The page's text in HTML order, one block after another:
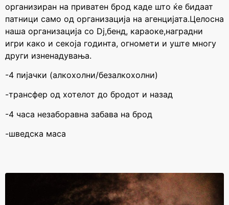
организиран на приватен брод каде што ќе бидаат
патници само од организација на агенцијата.Целосна
наша организација со Dj,бенд, караоке,наградни
игри како и секоја годинта, огномети и уште многу
други изненадувања.
-4 пијачки (алкохолни/безалкохолни)
-трансфер од хотелот до бродот и назад
-4 часа незаборавна забава на брод
-шведска маса